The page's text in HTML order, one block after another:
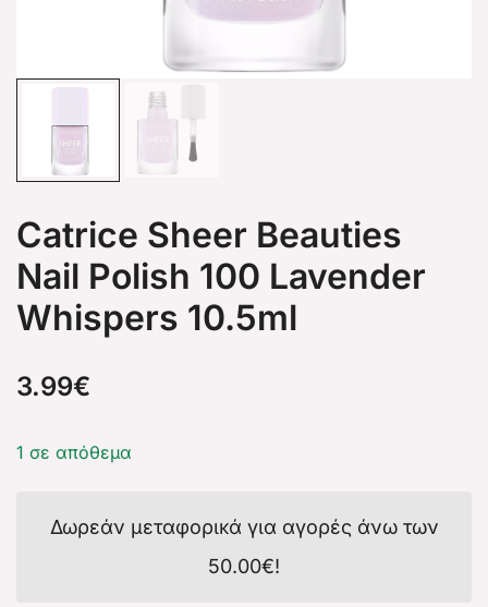
Catrice Sheer Beauties
Nail Polish 100 Lavender
Whispers 10.5ml
3.99€
1 σε απόθεμα
Δωρεάν μεταφορικά για αγορές άνω των
50.00€!